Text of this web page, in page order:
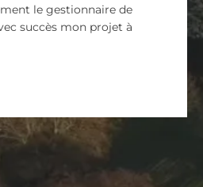
le gestionnaire de
succès mon projet à